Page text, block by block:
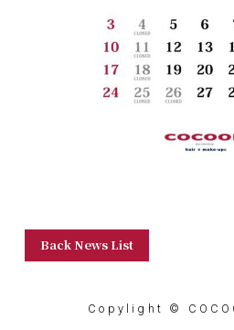
Back News List
Copylight ©